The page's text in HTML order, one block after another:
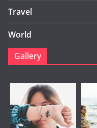
Travel
World
Gallery